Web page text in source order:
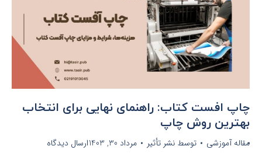
چاپ افست کتاب: راهنمای نهایی برای انتخاب
بهترین روش چاپ
مقاله آموزشی توسط نشر تأثیر مرداد 30, 1403 ارسال دیدگاه